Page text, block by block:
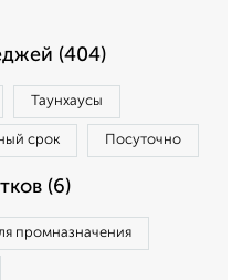
(404)
Таунхаусы
срок Посуточно
(6)
промназначения